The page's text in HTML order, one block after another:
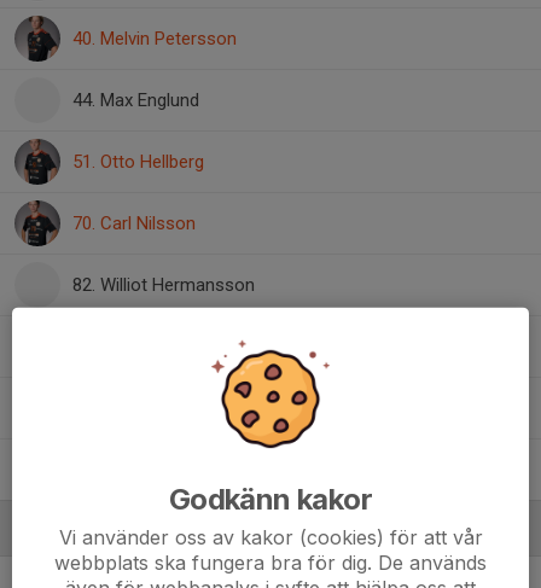
40. Melvin Petersson
44. Max Englund
51. Otto Hellberg
70. Carl Nilsson
82. Williot Hermansson
88. Ludvig Hammarström
90. Samuel Johansson
Ledare
Godkänn kakor
Vi använder oss av kakor (cookies) för att vår
webbplats ska fungera bra för dig. De används